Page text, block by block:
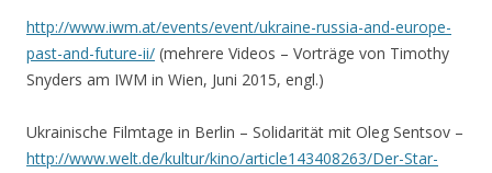
http://www.iwm.at/events/event/ukraine-russia-and-europe-
past-and-future-ii/ (mehrere Videos – Vorträge von Timothy
Snyders am IWM in Wien, Juni 2015, engl.)
Ukrainische Filmtage in Berlin – Solidarität mit Oleg Sentsov –
http://www.welt.de/kultur/kino/article143408263/Der-Star-